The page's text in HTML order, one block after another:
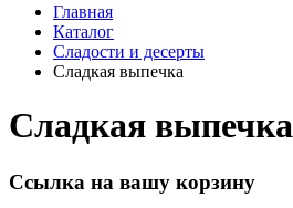
Главная
Каталог
Сладости и десерты
Сладкая выпечка
Сладкая выпечка
Ссылка на вашу корзину